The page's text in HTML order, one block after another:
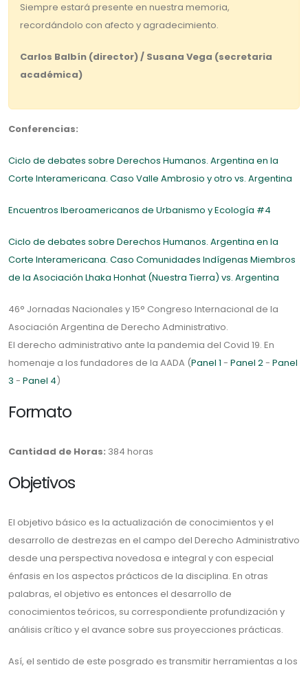
Siempre estará presente en nuestra memoria,
recordándolo con afecto y agradecimiento.
Carlos Balbín (director) / Susana Vega (secretaria
académica)
Conferencias:
Ciclo de debates sobre Derechos Humanos. Argentina en la
Corte Interamericana. Caso Valle Ambrosio y otro vs. Argentina
Encuentros Iberoamericanos de Urbanismo y Ecología #4
Ciclo de debates sobre Derechos Humanos. Argentina en la
Corte Interamericana. Caso Comunidades Indígenas Miembros
de la Asociación Lhaka Honhat (Nuestra Tierra) vs. Argentina
46° Jornadas Nacionales y 15° Congreso Internacional de la
Asociación Argentina de Derecho Administrativo.
El derecho administrativo ante la pandemia del Covid 19. En
homenaje a los fundadores de la AADA (Panel 1 - Panel 2- Panel
3 - Panel 4)
Formato
Cantidad de Horas: 384 horas
Objetivos
El objetivo básico es la actualización de conocimientos y el
desarrollo de destrezas en el campo del Derecho Administrativo
desde una perspectiva novedosa e integral y con especial
énfasis en los aspectos prácticos de la disciplina. En otras
palabras, el objetivo es entonces el desarrollo de
conocimientos teóricos, su correspondiente profundización y
análisis crítico y el avance sobre sus proyecciones prácticas.
Así, el sentido de este posgrado es transmitir herramientas a los